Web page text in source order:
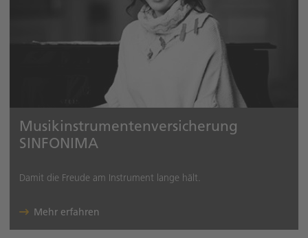
Musikinstrumentenversicherung
SINFONIMA
Damit die Freude am Instrument lange hält.
Mehr erfahren